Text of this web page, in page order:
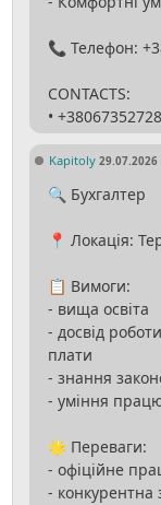
📞 Телефон:
CONTACTS:
Kapitoly 29.07.2026
🔍 Бухгалтер
📍 Локація:
📋 Вимоги:
- вища освіта
- досвід
плати
- знання
- уміння
🌟 Переваги:
- офіційне
- конкурентна